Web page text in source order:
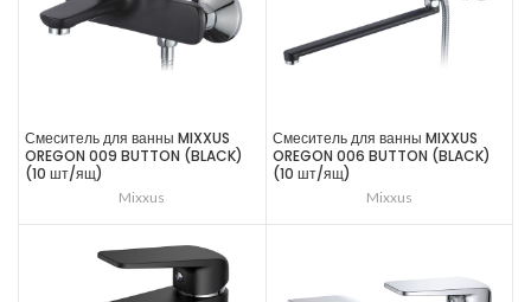
Смеситель для ванны MIXXUS
OREGON 009 BUTTON (BLACK)
(10 шт/ящ)
Mixxus
Смеситель для ванны MIXXUS
OREGON 006 BUTTON (BLACK)
(10 шт/ящ)
Mixxus